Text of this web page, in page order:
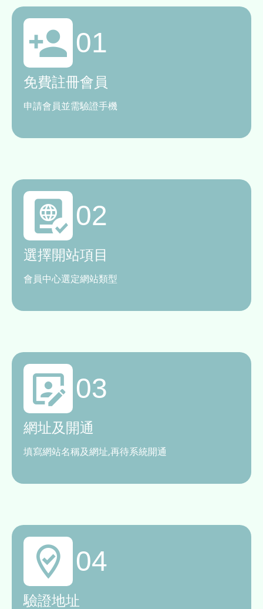
01
免費註冊會員
申請會員並需驗證手機
02
選擇開站項目
會員中心選定網站類型
03
網址及開通
填寫網站名稱及網址,再待系統開通
04
驗證地址